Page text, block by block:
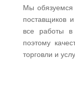
Мы обязуемся
поставщиков
все работы
поэтому
торговли и